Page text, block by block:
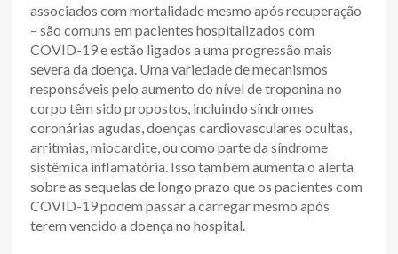
associados com mortalidade mesmo após recuperação
– são comuns em pacientes hospitalizados com
COVID-19 e estão ligados a uma progressão mais
severa da doença. Uma variedade de mecanismos
responsáveis pelo aumento do nível de troponina no
corpo têm sido propostos, incluindo síndromes
coronárias agudas, doenças cardiovasculares ocultas,
arritmias, miocardite, ou como parte da síndrome
sistêmica inflamatória. Isso também aumenta o alerta
sobre as sequelas de longo prazo que os pacientes com
COVID-19 podem passar a carregar mesmo após
terem vencido a doença no hospital.